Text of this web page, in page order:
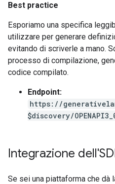
Best practice
Esporiamo una specifica
utilizzare per generare
evitando di scriverle a mano.
processo di compilazione,
codice compilato.
Endpoint:
https://
$discovery/
Integrazione
Se sei una piattaforma che dà